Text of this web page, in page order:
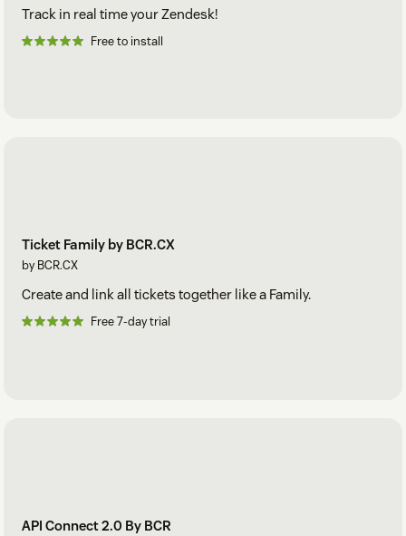
Track in real time your Zendesk!
Free to install
Ticket Family by BCR.CX
by BCR.CX
Create and link all tickets together like a Family.
Free 7-day trial
API Connect 2.0 By BCR